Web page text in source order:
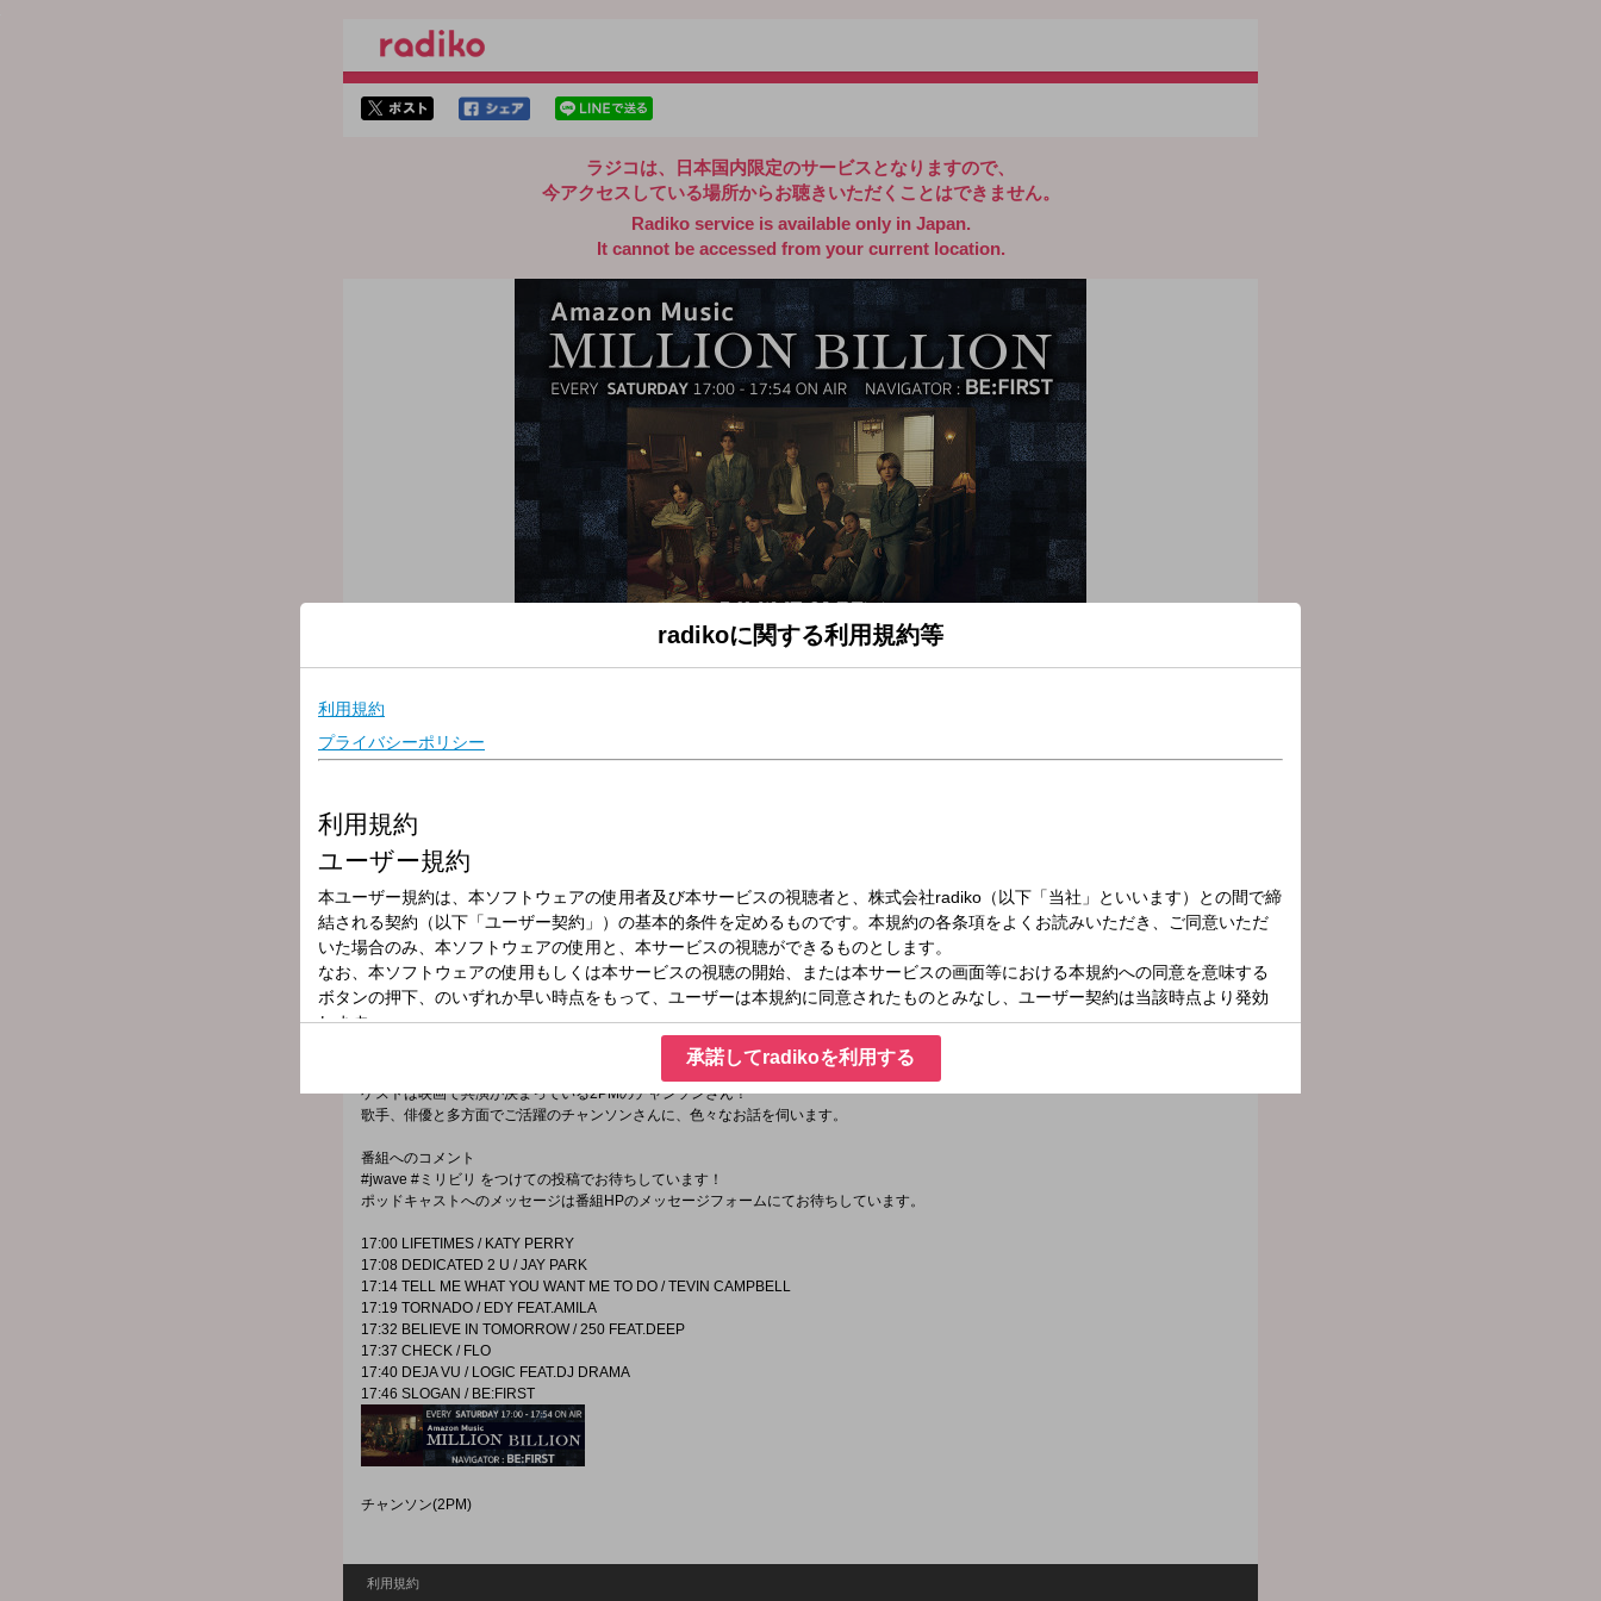
ラジコは、日本国内限定のサービスとなりますので、
今アクセスしている場所からお聴きいただくことはできません。
Radiko service is available only in Japan.
It cannot be accessed from your current location.
放送時間
番組名
Amazon Music MILLION BILLION
BE:FIRSTがナビゲート。
ネクストステージへと突き進むべくいい音楽と出会い、注目の音楽やカルチャーを深掘りしていきます！
BE:FIRSTのニューアルバム『2:BE』からの、新曲初解禁も！
BE:FIRSTがネクストステージへと突き進むべくいい音楽と出会い、
注目の音楽やカルチャーを深掘りしていきます！
今週の担当はMANATOとSHUNTO。
今回は、最新アルバム『2:BE』からの新曲をどこよりも早く初解禁！
番組からの重大発表もお聴き逃しなく。
月替わりでメンバーが今気になる音楽やカルチャーを深掘りするコーナー。
ゲストは映画で共演が決まっている2PMのチャンソンさん！
歌手、俳優と多方面でご活躍のチャンソンさんに、色々なお話を伺います。
番組へのコメント
#jwave #ミリビリ をつけての投稿でお待ちしています！
ポッドキャストへのメッセージは番組HPのメッセージフォームにてお待ちしています。
17:00 LIFETIMES / KATY PERRY
17:08 DEDICATED 2 U / JAY PARK
17:14 TELL ME WHAT YOU WANT ME TO DO / TEVIN CAMPBELL
17:19 TORNADO / EDY FEAT.AMILA
17:32 BELIEVE IN TOMORROW / 250 FEAT.DEEP
17:37 CHECK / FLO
17:40 DEJA VU / LOGIC FEAT.DJ DRAMA
17:46 SLOGAN / BE:FIRST
チャンソン(2PM)
利用規約
radikoに関する利用規約等
承諾してradikoを利用する